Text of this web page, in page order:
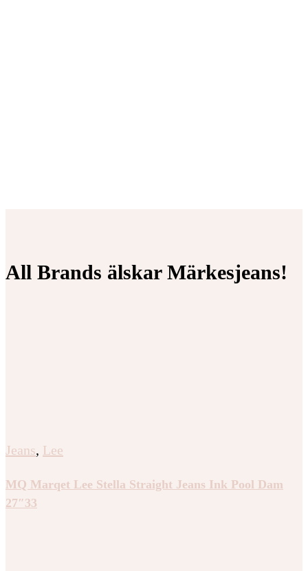
All Brands älskar Märkesjeans!
Jeans, Lee
MQ Marqet Lee Stella Straight Jeans Ink Pool Dam
27″33